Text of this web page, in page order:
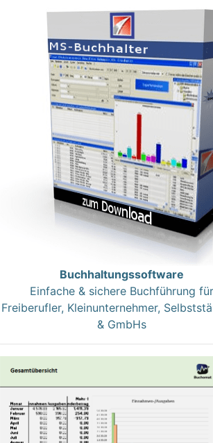
Buchhaltungssoftware
Einfache & sichere Buchführung für
Freiberufler, Kleinunternehmer,
& GmbHs